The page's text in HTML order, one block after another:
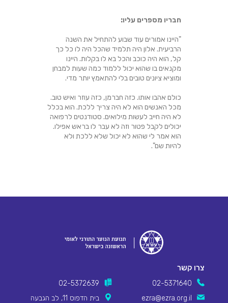
חבריו מספרים עליו:
"היינו אמורים עוד שבוע להתחיל את השנה
הרביעית. אלון היה תלמיד שהכל היה לו כל כך
קל, הוא היה כוכב והכל בא לו בקלות. היינו
מקנאים בו שהוא יכול ללמוד כמה שעות למבחן
ומוציא ציונים טובים בלי להתאמץ יותר מדי.
כולם אהבו אותו. כזה חברמן, כזה עוזר ואיש טוב.
מכל האנשים הוא לא היה צריך ללכת. הוא בכלל
לא היה חייב לעשות מילואים. סטודנטים לרפואה
יכולים לקבל פטור וזה לא עבר לו בראש אפילו.
הוא אמר לי שהוא לא יכול שלא ללכת ולא
להיות שם".
צרו קשר
02-5371640
02-5372639
ezra@ezra.org.il
בית הדפוס 11, לב הגבעה